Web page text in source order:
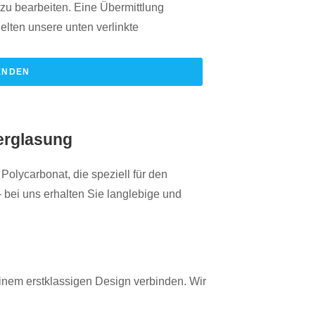
bearbeiten. Eine Übermittlung
unsere unten verlinkte
die speziell für den
uns erhalten Sie langlebige und
erstklassigen Design verbinden. Wir